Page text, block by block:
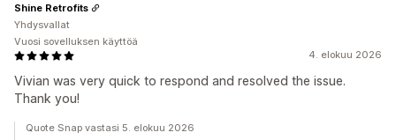
4. elokuu 2026
Vivian was very quick to respond and resolved the issue.
Thank you!
Shine Retrofits
Yhdysvallat
Vuosi sovelluksen käyttöä
Quote Snap vastasi 5. elokuu 2026